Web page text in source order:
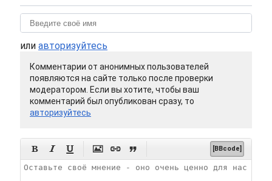
или авторизуйтесь
Комментарии от анонимных пользователей
появляются на сайте только после проверки
модератором. Если вы хотите, чтобы ваш
комментарий был опубликован сразу, то
авторизуйтесь
      [BBcode]